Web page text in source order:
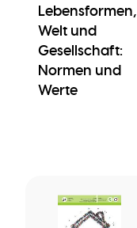
Lebensformen,
Welt und
Gesellschaft:
Normen und
Werte